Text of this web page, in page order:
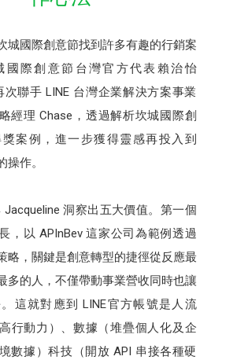
城國際創意節找到許多有趣的行銷案
國際創意節台灣官方代表賴治怡
次聯手 LINE 台灣企業解決方案事業
經理 Chase，透過解析坎城國際創
案例，進一步獲得靈感再投入到
操作。
Jacqueline 洞察出五大價值。第一個
，以 APInBev 這家公司為範例透過
略，關鍵是創意轉型的捷徑從反應最
多的人，不僅帶動事業營收同時也讓
這就對應到 LINE官方帳號是人流
高行動力）、數據（堆疊個人化及企
數據）科技（開放 API 串接各種硬